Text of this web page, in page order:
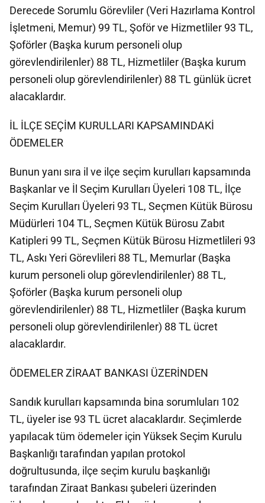
Derecede Sorumlu Görevliler (Veri Hazırlama Kontrol
İşletmeni, Memur) 99 TL, Şoför ve Hizmetliler 93 TL,
Şoförler (Başka kurum personeli olup
görevlendirilenler) 88 TL, Hizmetliler (Başka kurum
personeli olup görevlendirilenler) 88 TL günlük ücret
alacaklardır.
İL İLÇE SEÇİM KURULLARI KAPSAMINDAKİ
ÖDEMELER
Bunun yanı sıra il ve ilçe seçim kurulları kapsamında
Başkanlar ve İl Seçim Kurulları Üyeleri 108 TL, İlçe
Seçim Kurulları Üyeleri 93 TL, Seçmen Kütük Bürosu
Müdürleri 104 TL, Seçmen Kütük Bürosu Zabıt
Katipleri 99 TL, Seçmen Kütük Bürosu Hizmetlileri 93
TL, Askı Yeri Görevlileri 88 TL, Memurlar (Başka
kurum personeli olup görevlendirilenler) 88 TL,
Şoförler (Başka kurum personeli olup
görevlendirilenler) 88 TL, Hizmetliler (Başka kurum
personeli olup görevlendirilenler) 88 TL ücret
alacaklardır.
ÖDEMELER ZİRAAT BANKASI ÜZERİNDEN
Sandık kurulları kapsamında bina sorumluları 102
TL, üyeler ise 93 TL ücret alacaklardır. Seçimlerde
yapılacak tüm ödemeler için Yüksek Seçim Kurulu
Başkanlığı tarafından yapılan protokol
doğrultusunda, ilçe seçim kurulu başkanlığı
tarafından Ziraat Bankası şubeleri üzerinden